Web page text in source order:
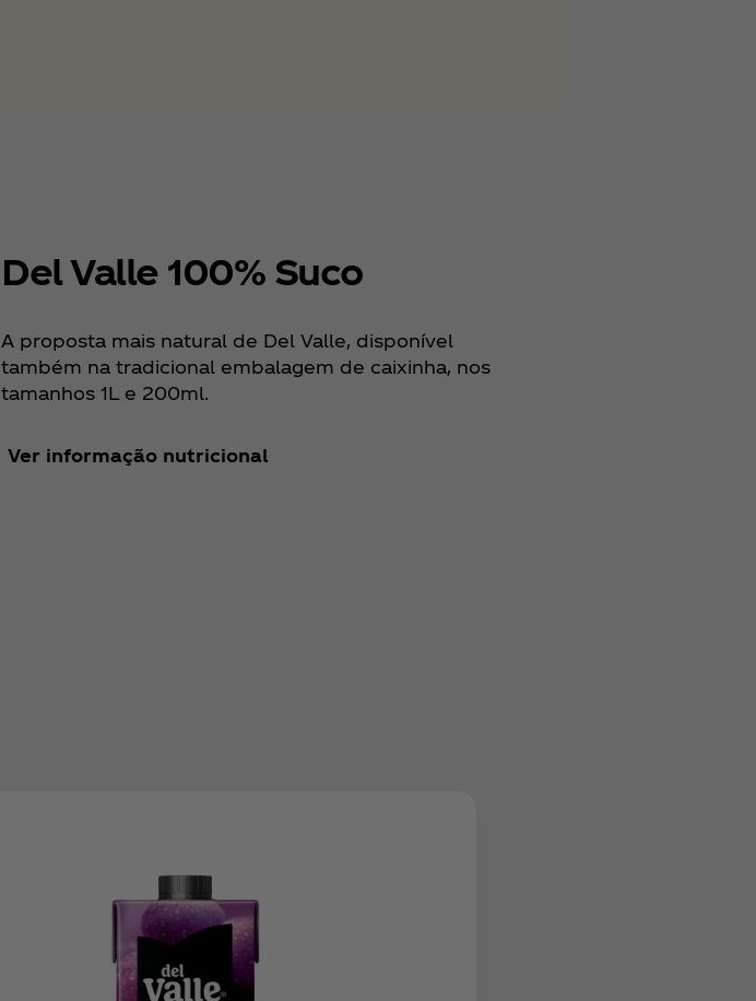
Del Valle 100% Suco
A proposta mais natural de Del Valle, disponível
também na tradicional embalagem de caixinha, nos
tamanhos 1L e 200ml.
Ver informação nutricional